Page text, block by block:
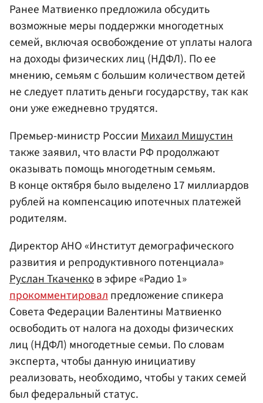
Ранее Матвиенко предложила обсудить
возможные меры поддержки многодетных
семей, включая освобождение от уплаты налога
на доходы физических лиц (НДФЛ). По ее
мнению, семьям с большим количеством детей
не следует платить деньги государству, так как
они уже ежедневно трудятся.
Премьер-министр РоссииМихаил Мишустин
также заявил, что власти РФ продолжают
оказывать помощь многодетным семьям.
В конце октября было выделено 17 миллиардов
рублей на компенсацию ипотечных платежей
родителям.
Директор АНО «Институт демографического
развития и репродуктивного потенциала»
Руслан Ткаченков эфире «Радио 1»
прокомментировалпредложение спикера
Совета Федерации Валентины Матвиенко
освободить от налога на доходы физических
лиц (НДФЛ) многодетные семьи. По словам
эксперта, чтобы данную инициативу
реализовать, необходимо, чтобы у таких семей
был федеральный статус.